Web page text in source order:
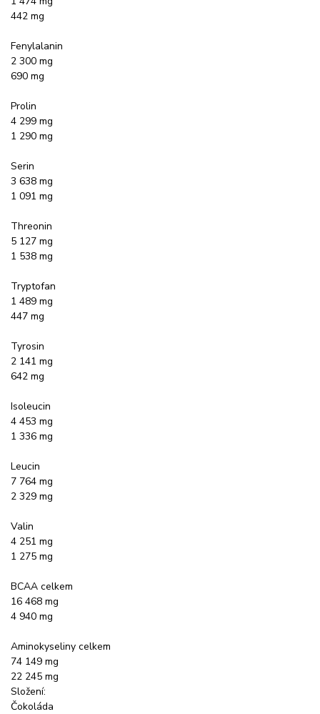
442 mg
Fenylalanin
2 300 mg
690 mg
Prolin
4 299 mg
1 290 mg
Serin
3 638 mg
1 091 mg
Threonin
5 127 mg
1 538 mg
Tryptofan
1 489 mg
447 mg
Tyrosin
2 141 mg
642 mg
Isoleucin
4 453 mg
1 336 mg
Leucin
7 764 mg
2 329 mg
Valin
4 251 mg
1 275 mg
BCAA celkem
16 468 mg
4 940 mg
Aminokyseliny celkem
74 149 mg
22 245 mg
Složení:
Čokoláda